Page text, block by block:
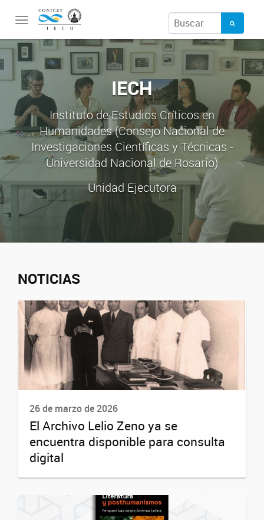
Toggle
IECH
Instituto de Estudios Críticos en
Humanidades (Consejo Nacional de
Investigaciones Científicas y Técnicas -
Universidad Nacional de Rosario)
Unidad Ejecutora
NOTICIAS
26 de marzo de 2026
El Archivo Lelio Zeno ya se
encuentra disponible para consulta
digital